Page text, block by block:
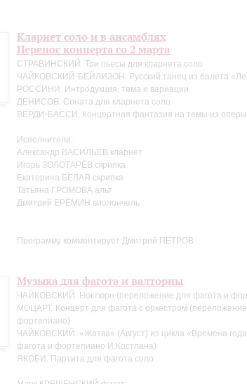
Кларнет соло и в ансамблях
Перенос концерта со 2 марта
СТРАВИНСКИЙ. Три пьесы для кларнета соло
ЧАЙКОВСКИЙ-БЕЙЛИЗОН. Русский танец из балета
РОССИНИ. Интродукция, тема и вариации
ДЕНИСОВ. Соната для кларнета соло
ВЕРДИ-БАССИ. Концертная фантазия на темы из оперы
Исполнители:
Александр ВАСИЛЬЕВ кларнет
Игорь ЗОЛОТАРЁВ скрипка
Екатерина БЕЛАЯ скрипка
Татьяна ГРОМОВА альт
Дмитрий ЕРЁМИН виолончель
Программу комментирует Дмитрий ПЕТРОВ
Музыка для фагота и валторны
ЧАЙКОВСКИЙ. Ноктюрн (переложение для фагота и
МОЦАРТ. Концерт для фагота с оркестром
фортепиано)
ЧАЙКОВСКИЙ. «Жатва» (Август) из цикла «Времена
фагота и фортепиано И.Костлана)
ЯКОБИ. Партита для фагота соло